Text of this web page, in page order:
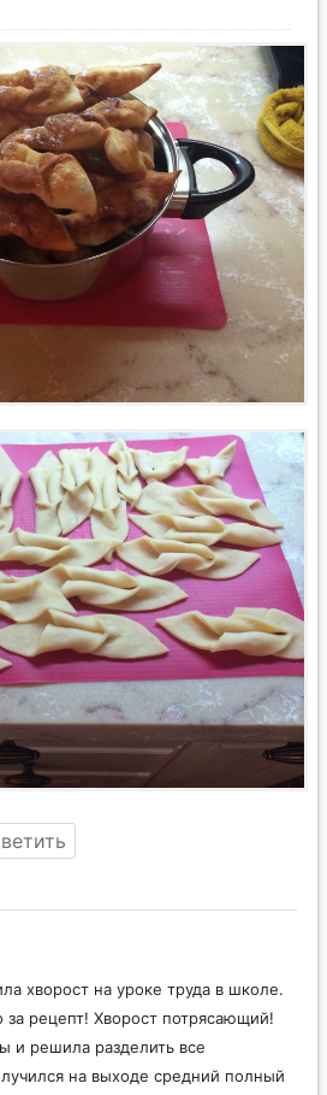
хворост на уроке труда в школе.
за рецепт! Хворост потрясающий!
и решила разделить все
на выходе средний полный